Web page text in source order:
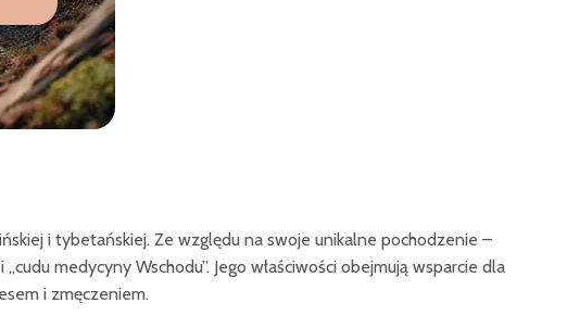
i tybetańskiej. Ze względu na swoje unikalne pochodzenie –
medycyny Wschodu”. Jego właściwości obejmują wsparcie dla
i zmęczeniem.